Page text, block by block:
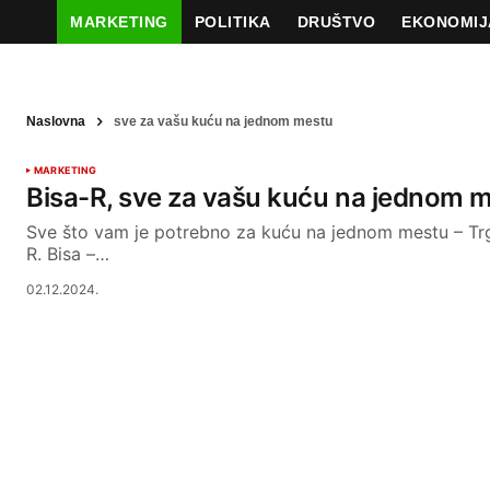
MARKETING POLITIKA DRUŠTVO
Naslovna sve za vašu kuću na jednom mestu
MARKETING
Bisa-R, sve za vašu kuću na jednom
Sve što vam je potrebno za kuću na jednom mestu –
R. Bisa –…
02.12.2024.